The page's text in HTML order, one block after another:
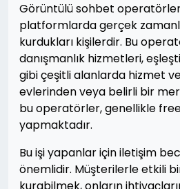
Görüntülü sohbet
platformlarda gerçek
kurdukları kişilerdir. Bu
danışmanlık hizmetleri,
gibi çeşitli alanlarda hizmet
evlerinden veya belirli bir
bu operatörler, genellikle
yapmaktadır.
Bu işi yapanlar için iletişim
önemlidir. Müşterilerle etkili